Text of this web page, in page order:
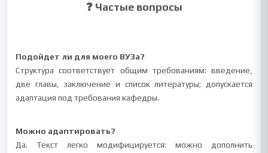
❓ Частые вопросы
Подойдет ли для моего ВУЗа?
Структура соответствует общим требованиям: введение,
две главы, заключение и список литературы; допускается
адаптация под требования кафедры.
Можно адаптировать?
Да. Текст легко модифицируется: можно дополнить